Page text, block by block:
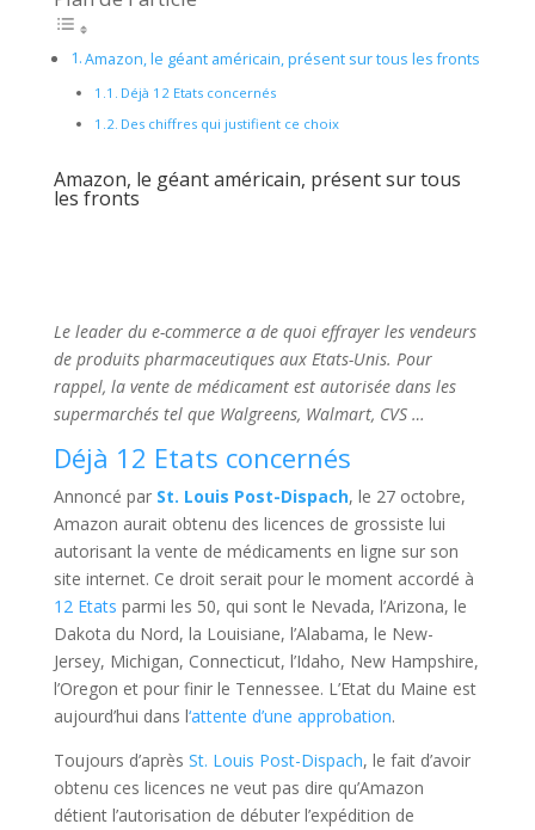
Amazon, le géant américain, présent sur tous les fronts
Déjà 12 Etats concernés
Des chiffres qui justifient ce choix
Amazon, le géant américain, présent sur tous
les fronts
Le leader du e-commerce a de quoi effrayer les vendeurs
de produits pharmaceutiques aux Etats-Unis. Pour
rappel, la vente de médicament est autorisée dans les
supermarchés tel que Walgreens, Walmart, CVS …
Déjà 12 Etats concernés
Annoncé par St. Louis Post-Dispach, le 27 octobre,
Amazon aurait obtenu des licences de grossiste lui
autorisant la vente de médicaments en ligne sur son
site internet. Ce droit serait pour le moment accordé à
12 Etats parmi les 50, qui sont le Nevada, l’Arizona, le
Dakota du Nord, la Louisiane, l’Alabama, le New-
Jersey, Michigan, Connecticut, l’Idaho, New Hampshire,
l’Oregon et pour finir le Tennessee. L’Etat du Maine est
aujourd’hui dans l‘attente d’une approbation.
Toujours d’après St. Louis Post-Dispach, le fait d’avoir
obtenu ces licences ne veut pas dire qu’Amazon
détient l’autorisation de débuter l’expédition de